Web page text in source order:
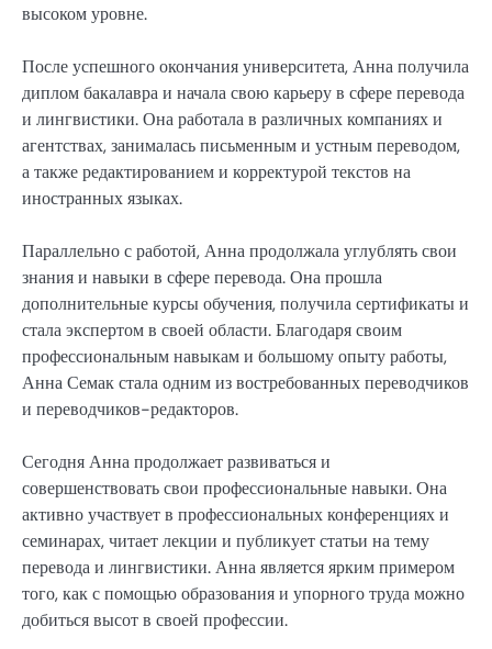
высоком уровне.
После успешного окончания университета, Анна получила
диплом бакалавра и начала свою карьеру в сфере перевода
и лингвистики. Она работала в различных компаниях и
агентствах, занималась письменным и устным переводом,
а также редактированием и корректурой текстов на
иностранных языках.
Параллельно с работой, Анна продолжала углублять свои
знания и навыки в сфере перевода. Она прошла
дополнительные курсы обучения, получила сертификаты и
стала экспертом в своей области. Благодаря своим
профессиональным навыкам и большому опыту работы,
Анна Семак стала одним из востребованных переводчиков
и переводчиков-редакторов.
Сегодня Анна продолжает развиваться и
совершенствовать свои профессиональные навыки. Она
активно участвует в профессиональных конференциях и
семинарах, читает лекции и публикует статьи на тему
перевода и лингвистики. Анна является ярким примером
того, как с помощью образования и упорного труда можно
добиться высот в своей профессии.